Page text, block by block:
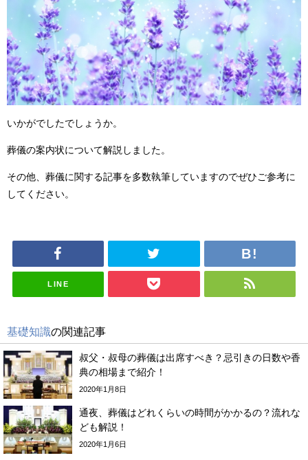
いかがでしたでしょうか。
葬儀の案内状について解説しました。
その他、葬儀に関する記事を多数執筆していますのでぜひご参考に
してください。
LINE
基礎知識の関連記事
叔父・叔母の葬儀は出席すべき？忌引きの日数や香
典の相場まで紹介！
2020年1月8日
通夜、葬儀はどれくらいの時間がかかるの？流れな
ども解説！
2020年1月6日